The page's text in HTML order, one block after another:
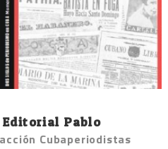
Pablo
Cubaperiodistas